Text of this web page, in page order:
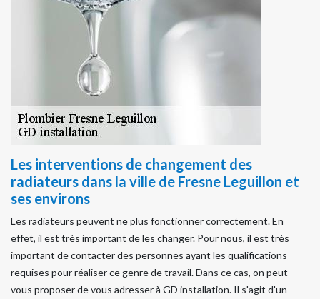
Les interventions de changement des
radiateurs dans la ville de Fresne Leguillon et
ses environs
Les radiateurs peuvent ne plus fonctionner correctement. En
effet, il est très important de les changer. Pour nous, il est très
important de contacter des personnes ayant les qualifications
requises pour réaliser ce genre de travail. Dans ce cas, on peut
vous proposer de vous adresser à GD installation. Il s'agit d'un